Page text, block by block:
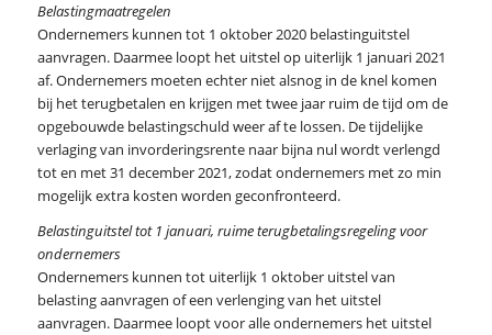
Belastingmaatregelen
Ondernemers kunnen tot 1 oktober 2020 belastinguitstel
aanvragen. Daarmee loopt het uitstel op uiterlijk 1 januari 2021
af. Ondernemers moeten echter niet alsnog in de knel komen
bij het terugbetalen en krijgen met twee jaar ruim de tijd om de
opgebouwde belastingschuld weer af te lossen. De tijdelijke
verlaging van invorderingsrente naar bijna nul wordt verlengd
tot en met 31 december 2021, zodat ondernemers met zo min
mogelijk extra kosten worden geconfronteerd.
Belastinguitstel tot 1 januari, ruime terugbetalingsregeling voor
ondernemers
Ondernemers kunnen tot uiterlijk 1 oktober uitstel van
belasting aanvragen of een verlenging van het uitstel
aanvragen. Daarmee loopt voor alle ondernemers het uitstel